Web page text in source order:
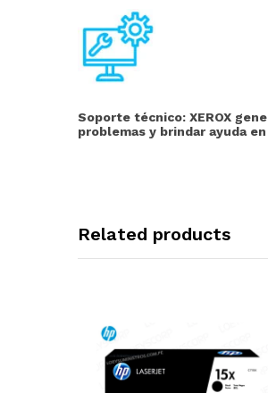
Soporte técnico: XEROX
problemas y brindar ayuda
Related products